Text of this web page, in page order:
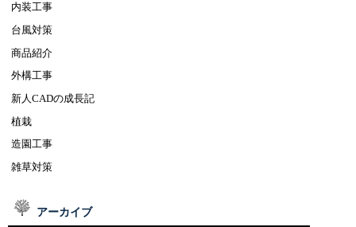
内装工事
台風対策
商品紹介
外構工事
新人CADの成長記
植栽
造園工事
雑草対策
アーカイブ